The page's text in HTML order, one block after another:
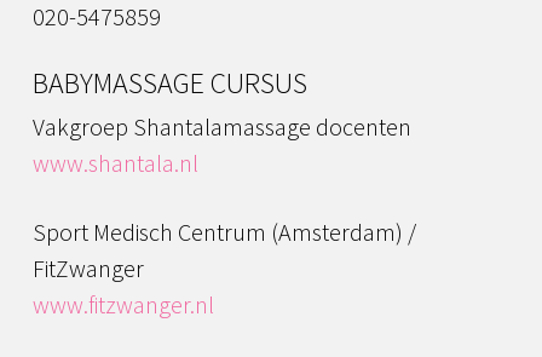
020-5475859
BABYMASSAGE CURSUS
Vakgroep Shantalamassage docenten
www.shantala.nl
Sport Medisch Centrum (Amsterdam) /
FitZwanger
www.fitzwanger.nl